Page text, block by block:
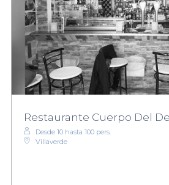
Restaurante Cuerpo Del
Desde 10 hasta 100 pers.
Villaverde